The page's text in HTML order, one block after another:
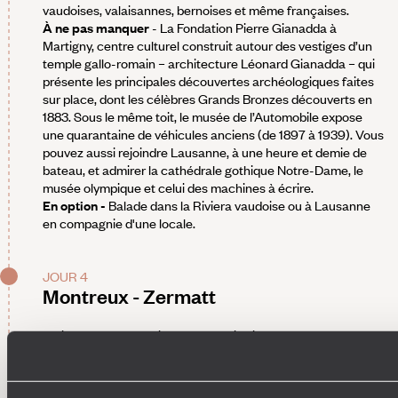
vaudoises, valaisannes, bernoises et même françaises.
À ne pas manquer- La Fondation Pierre Gianadda à
Martigny, centre culturel construit autour des vestiges d’un
temple gallo-romain – architecture Léonard Gianadda – qui
présente les principales découvertes archéologiques faites
sur place, dont les célèbres Grands Bronzes découverts en
1883. Sous le même toit, le musée de l’Automobile expose
une quarantaine de véhicules anciens (de 1897 à 1939). Vous
pouvez aussi rejoindre Lausanne, à une heure et demie de
bateau, et admirer la cathédrale gothique Notre-Dame, le
musée olympique et celui des machines à écrire.
En option - Balade dans la Riviera vaudoise ou à Lausanne
en compagnie d'une locale.
JOUR 4
Montreux - Zermatt
Trajet pour Täsch puis transfert privé jusqu'à Zermatt – la
de la rue principale. Tout y fait la part belle au bois et à la